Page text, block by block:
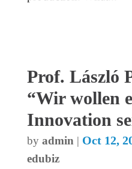
Prof. László
“Wir wollen
Innovation
by admin | Oct 12,
edubiz